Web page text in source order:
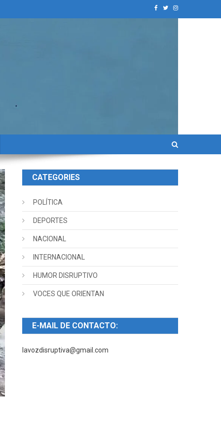
CATEGORIES
POLÍTICA
DEPORTES
NACIONAL
INTERNACIONAL
HUMOR DISRUPTIVO
VOCES QUE ORIENTAN
E-MAIL DE CONTACTO:
lavozdisruptiva@gmail.com